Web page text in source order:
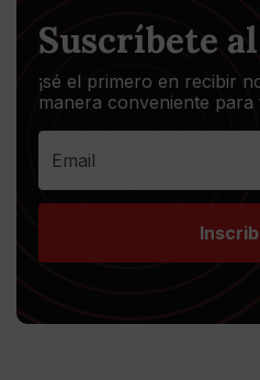
Suscríbete
¡sé el primero en recibir
manera conveniente para